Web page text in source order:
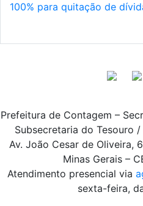
100% para quitação de
Prefeitura de Contagem –
Subsecretaria do Tesouro
Av. João Cesar de Oliveira,
Minas Gerais –
Atendimento presencial via
sexta-feira,